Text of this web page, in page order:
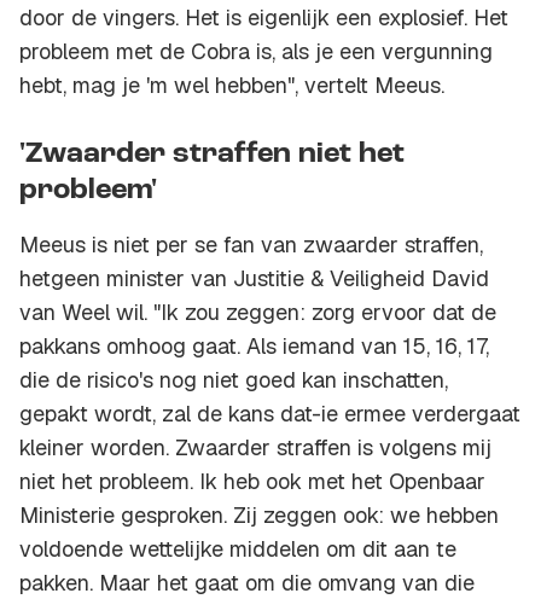
door de vingers. Het is eigenlijk een explosief. Het
probleem met de Cobra is, als je een vergunning
hebt, mag je 'm wel hebben", vertelt Meeus.
'Zwaarder straffen niet het
probleem'
Meeus is niet per se fan van zwaarder straffen,
hetgeen minister van Justitie & Veiligheid David
van Weel wil. "Ik zou zeggen: zorg ervoor dat de
pakkans omhoog gaat. Als iemand van 15, 16, 17,
die de risico's nog niet goed kan inschatten,
gepakt wordt, zal de kans dat-ie ermee verdergaat
kleiner worden. Zwaarder straffen is volgens mij
niet het probleem. Ik heb ook met het Openbaar
Ministerie gesproken. Zij zeggen ook: we hebben
voldoende wettelijke middelen om dit aan te
pakken. Maar het gaat om die omvang van die